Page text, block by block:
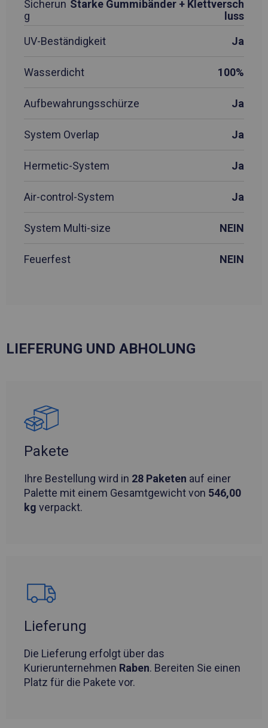
Sicherun
g
Starke Gummibänder + Klettversch
luss
UV-Beständigkeit
Ja
Wasserdicht 100%
Aufbewahrungsschürze Ja
System Overlap Ja
Hermetic-System Ja
Air-control-System Ja
System Multi-size NEIN
Feuerfest NEIN
LIEFERUNG UND ABHOLUNG
Pakete
Ihre Bestellung wird in 28 Paketen auf einer
Palette mit einem Gesamtgewicht von 546,00
kg verpackt.
Lieferung
Die Lieferung erfolgt über das
Kurierunternehmen Raben. Bereiten Sie einen
Platz für die Pakete vor.